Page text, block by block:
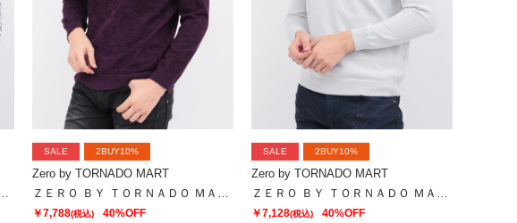
SALE 2BUY10%
Zero by TORNADO MART
￥7,788(税込) 40%OFF
SALE 2BUY10%
Zero by TORNADO MART
￥7,128(税込) 40%OFF